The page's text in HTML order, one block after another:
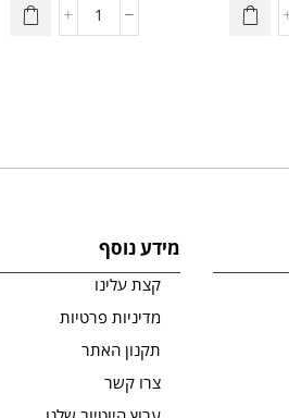
מידע נוסף
קצת עלינו
מדיניות פרטיות
תקנון האתר
צרו קשר